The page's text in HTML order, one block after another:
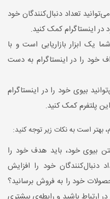
تعداد دنبال‌کنندگان خود
در اینستاگرام کمک کنید.
یک ابزار بازاریابی است و با
خود را در اینستاگرام به دست
بیوی خود را در اینستاگرام
پلتفرم کمک کنید.
بهتر است به نکات زیر توجه کنید:
بیوی خود، باید هدف خود را
خود را افزایش
خود را به فروش برسانید؟